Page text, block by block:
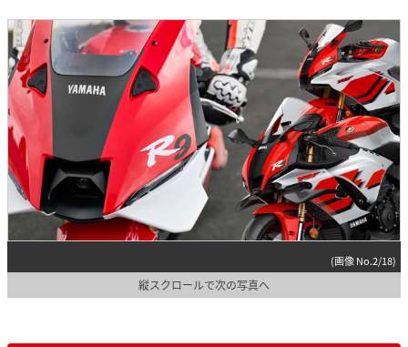
(画像 No.2/18)
縦スクロールで次の写真へ